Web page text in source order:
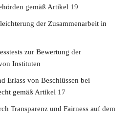
gemäß Artikel 19
der Zusammenarbeit in
zur Bewertung der
Instituten
Erlass von Beschlüssen bei
gemäß Artikel 17
Transparenz und Fairness auf dem